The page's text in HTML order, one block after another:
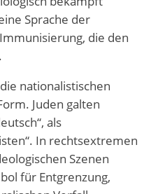
Sprache der
die den
nationalistischen
Juden galten
als
In rechtsextremen
Szenen
für Entgrenzung,